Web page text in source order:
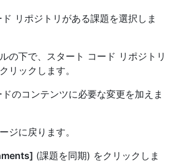
リポジトリがある課題を選択しま
の下で、スタート コード リポジトリ
リックします。
のコンテンツに必要な変更を加えま
ジに戻ります。
(課題を同期) をクリックしま